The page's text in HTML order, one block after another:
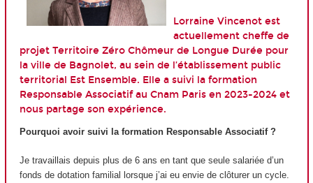
Lorraine Vincenot est
actuellement cheffe de
projet Territoire Zéro Chômeur de Longue Durée pour
la ville de Bagnolet, au sein de l’établissement public
territorial Est Ensemble. Elle a suivi la formation
Responsable Associatif au Cnam Paris en 2023-2024 et
nous partage son expérience.
Pourquoi avoir suivi la formation Responsable Associatif ?
Je travaillais depuis plus de 6 ans en tant que seule salariée d’un
fonds de dotation familial lorsque j’ai eu envie de clôturer un cycle.